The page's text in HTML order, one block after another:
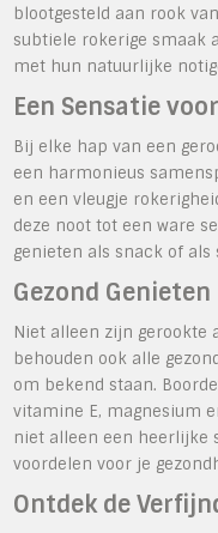
blootgesteld aan rook
subtiele rokerige smaak
met hun natuurlijke
Een Sensatie
Bij elke hap van een
een harmonieus
en een vleugje
deze noot tot een ware
genieten als snack of als
Gezond Genieten
Niet alleen zijn gerookte
behouden ook alle
om bekend staan.
vitamine E, magnesium
niet alleen een heerlijke
voordelen voor je
Ontdek de